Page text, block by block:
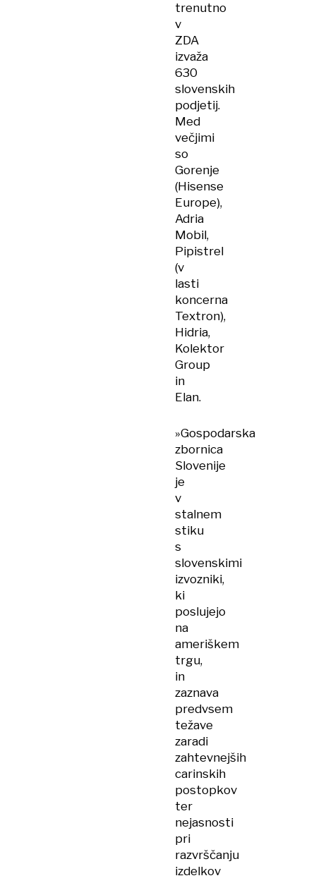
trenutno
v
ZDA
izvaža
630
slovenskih
podjetij.
Med
večjimi
so
Gorenje
(Hisense
Europe),
Adria
Mobil,
Pipistrel
(v
lasti
koncerna
Textron),
Hidria,
Kolektor
Group
in
Elan.
»Gospodarska
zbornica
Slovenije
je
v
stalnem
stiku
s
slovenskimi
izvozniki,
ki
poslujejo
na
ameriškem
trgu,
in
zaznava
predvsem
težave
zaradi
zahtevnejših
carinskih
postopkov
ter
nejasnosti
pri
razvrščanju
izdelkov